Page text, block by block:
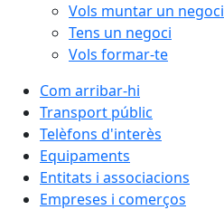
Vols muntar un negoci
Tens un negoci
Vols formar-te
Com arribar-hi
Transport públic
Telèfons d'interès
Equipaments
Entitats i associacions
Empreses i comerços